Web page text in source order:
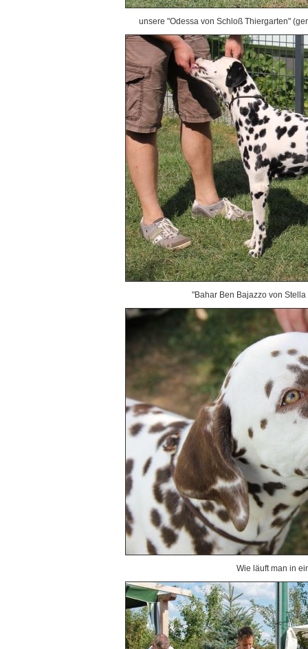
unsere "Odessa von Schloß Thiergarten"
"Bahar Ben Bajazzo von
Wie läuft man in